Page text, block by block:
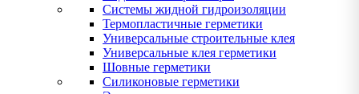
Системы жидной гидроизоляции
Термопластичные герметики
Универсальные строительные клея
Универсальные клея герметики
Шовные герметики
Силиконовые герметики